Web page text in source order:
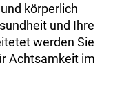
körperlich
und Ihre
werden Sie
Achtsamkeit im